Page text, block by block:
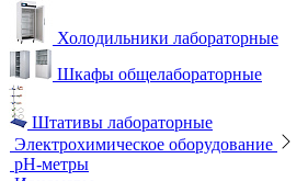
Холодильники лабораторные
Шкафы общелабораторные
Штативы лабораторные
Электрохимическое оборудование